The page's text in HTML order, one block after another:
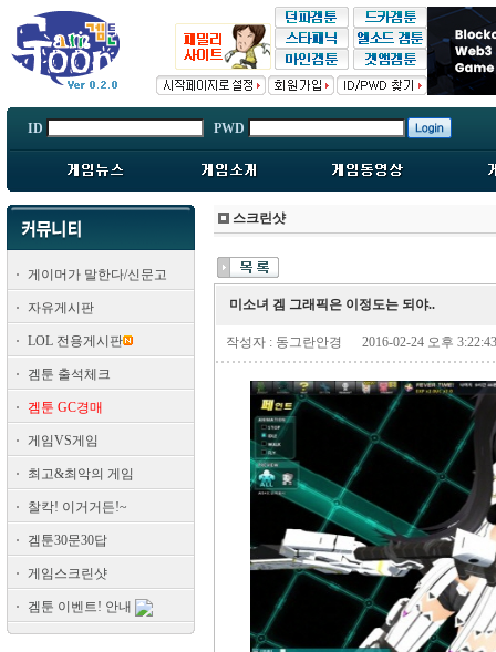
ID PWD
게이머가 말한다/신문고
자유게시판
LOL 전용게시판
겜툰 출석체크
겜툰 GC경매
게임VS게임
최고&최악의 게임
찰칵! 이거거든!~
겜툰30문30답
게임스크린샷
겜툰 이벤트! 안내
스크린샷
미소녀 겜 그래픽은 이정도는 되야..
작성자 : 동그란안경 2016-02-24 오후 3:22:43